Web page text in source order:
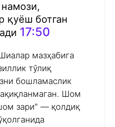
қуёш ботган
17:50
мазҳабига
тўлиқ
бошламаслик
Шом
зари" — қолдиқ